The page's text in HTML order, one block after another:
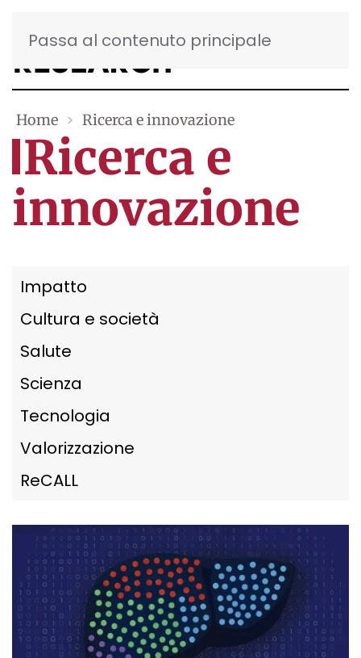
Passa al contenuto principale
Home Ricerca e innovazione
Ricerca e
innovazione
Impatto
Cultura e società
Salute
Scienza
Tecnologia
Valorizzazione
ReCALL